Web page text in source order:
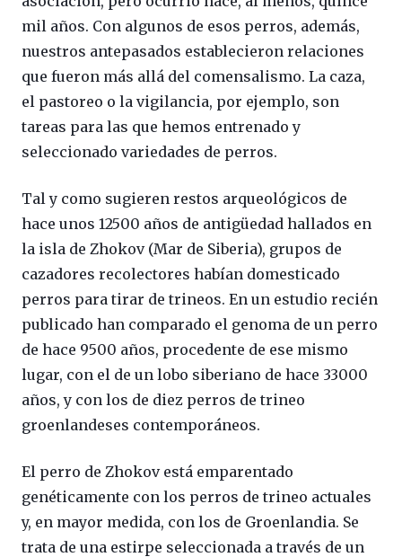
mil años. Con algunos de esos perros, además,
nuestros antepasados establecieron relaciones
que fueron más allá del comensalismo. La caza,
el pastoreo o la vigilancia, por ejemplo, son
tareas para las que hemos entrenado y
seleccionado variedades de perros.
Tal y como sugieren restos arqueológicos de
hace unos 12500 años de antigüedad hallados en
la isla de Zhokov (Mar de Siberia), grupos de
cazadores recolectores habían domesticado
perros para tirar de trineos. En un estudio recién
publicado han comparado el genoma de un perro
de hace 9500 años, procedente de ese mismo
lugar, con el de un lobo siberiano de hace 33000
años, y con los de diez perros de trineo
groenlandeses contemporáneos.
El perro de Zhokov está emparentado
genéticamente con los perros de trineo actuales
y, en mayor medida, con los de Groenlandia. Se
trata de una estirpe seleccionada a través de un